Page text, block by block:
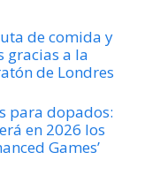
de comida y
gracias a la
de Londres
para dopados:
en 2026 los
Games’